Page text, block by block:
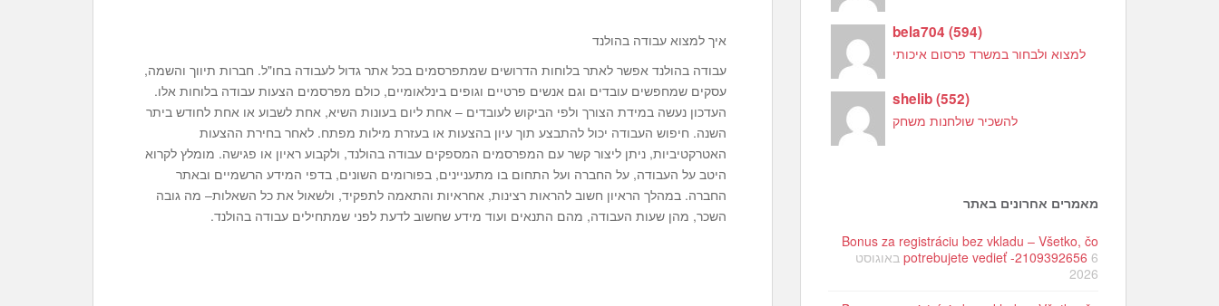
איך למצוא עבודה בהולנד
עבודה בהולנד אפשר לאתר בלוחות הדרושים שמתפרסמים בכל אתר גדול לעבודה בחו"ל. חברות תיווך והשמה,
עסקים שמחפשים עובדים וגם אנשים פרטיים וגופים בינלאומיים, כולם מפרסמים הצעות עבודה בלוחות אלו.
העדכון נעשה במידת הצורך ולפי הביקוש לעובדים – אחת ליום בעונות השיא, אחת לשבוע או אחת לחודש ביתר
השנה. חיפוש העבודה יכול להתבצע תוך עיון בהצעות או בעזרת מילות מפתח. לאחר בחירת ההצעות
האטרקטיביות, ניתן ליצור קשר עם המפרסמים המספקים עבודה בהולנד, ולקבוע ראיון או פגישה. מומלץ לקרוא
היטב על העבודה, על החברה ועל התחום בו מתעניינים, בפורומים השונים, בדפי המידע הרשמיים ובאתר
החברה. במהלך הראיון חשוב להראות רצינות, אחראיות והתאמה לתפקיד, ולשאול את כל השאלות– מה גובה
השכר, מהן שעות העבודה, מהם התנאים ועוד מידע שחשוב לדעת לפני שמתחילים עבודה בהולנד.
bela704(594)
למצוא ולבחור במשרד פרסום איכותי
shelib(552)
להשכיר שולחנות משחק
מאמרים אחרונים באתר
Bonus za registráciu bez vkladu – Všetko, čo
potrebujete vedieť -2109392656 6 באוגוסט
2026